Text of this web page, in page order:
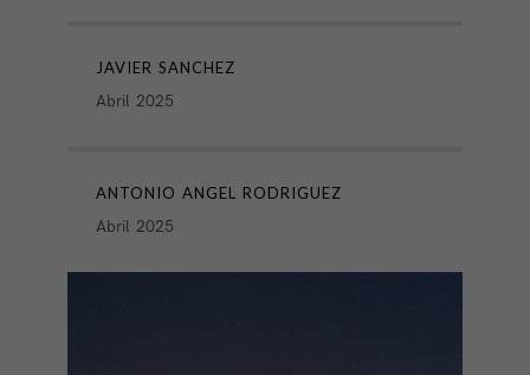
JAVIER SANCHEZ
Abril 2025
ANTONIO ANGEL RODRIGUEZ
Abril 2025